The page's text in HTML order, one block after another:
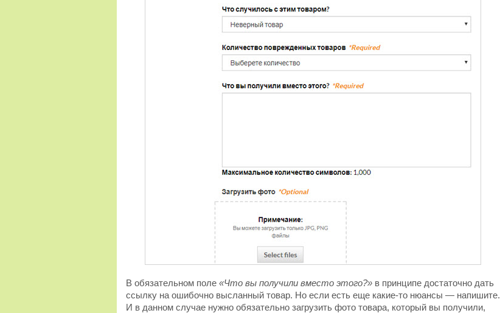
В обязательном поле «Что вы получили вместо этого?» в принципе достаточно дать
ссылку на ошибочно высланный товар. Но если есть еще какие-то нюансы — напишите.
И в данном случае нужно обязательно загрузить фото товара, который вы получили,